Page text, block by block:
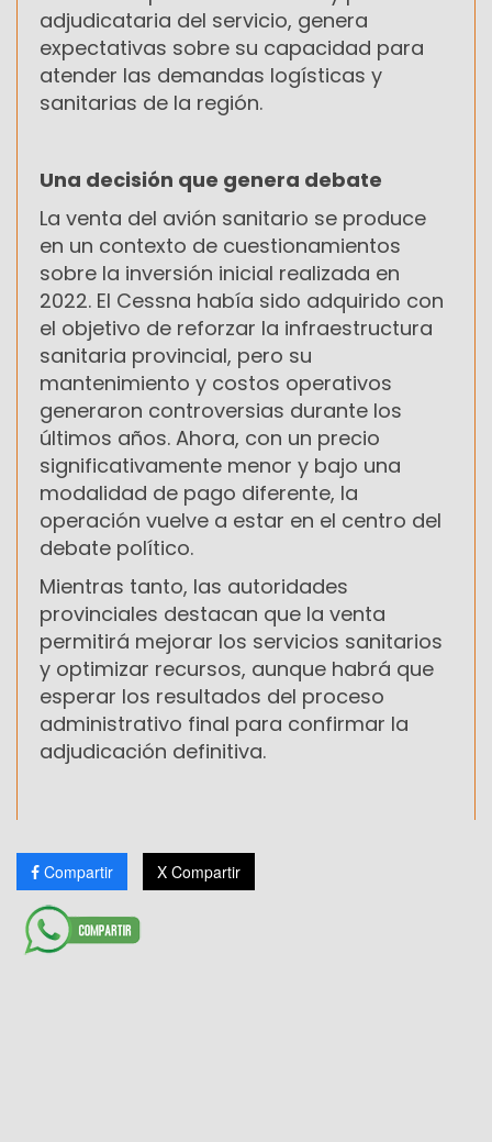
adjudicataria del servicio, genera
expectativas sobre su capacidad para
atender las demandas logísticas y
sanitarias de la región.
Una decisión que genera debate
La venta del avión sanitario se produce
en un contexto de cuestionamientos
sobre la inversión inicial realizada en
2022. El Cessna había sido adquirido con
el objetivo de reforzar la infraestructura
sanitaria provincial, pero su
mantenimiento y costos operativos
generaron controversias durante los
últimos años. Ahora, con un precio
significativamente menor y bajo una
modalidad de pago diferente, la
operación vuelve a estar en el centro del
debate político.
Mientras tanto, las autoridades
provinciales destacan que la venta
permitirá mejorar los servicios sanitarios
y optimizar recursos, aunque habrá que
esperar los resultados del proceso
administrativo final para confirmar la
adjudicación definitiva.
Compartir X Compartir